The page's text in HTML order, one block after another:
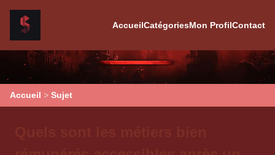
AccueilCatégoriesMon ProfilContact
Accueil > Sujet